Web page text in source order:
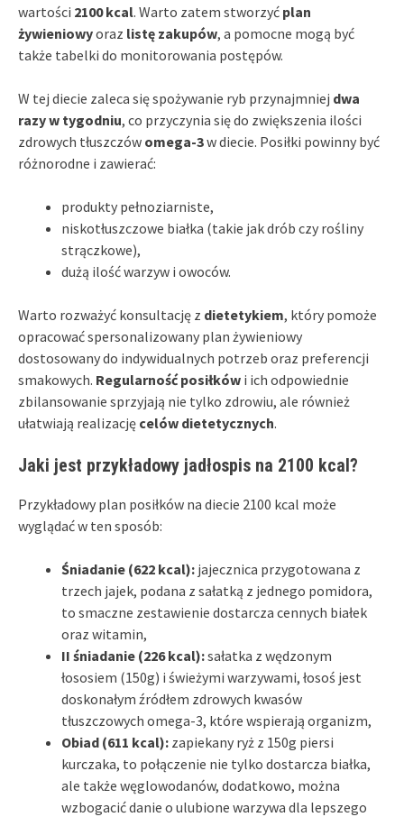
wartości 2100 kcal. Warto zatem stworzyć plan
żywieniowyoraz listę zakupów, a pomocne mogą być
także tabelki do monitorowania postępów.
W tej diecie zaleca się spożywanie ryb przynajmniej dwa
razy w tygodniu, co przyczynia się do zwiększenia ilości
zdrowych tłuszczów omega-3w diecie. Posiłki powinny być
różnorodne i zawierać:
produkty pełnoziarniste,
niskotłuszczowe białka (takie jak drób czy rośliny
strączkowe),
dużą ilość warzyw i owoców.
Warto rozważyć konsultację z dietetykiem, który pomoże
opracować spersonalizowany plan żywieniowy
dostosowany do indywidualnych potrzeb oraz preferencji
smakowych. Regularność posiłków i ich odpowiednie
zbilansowanie sprzyjają nie tylko zdrowiu, ale również
ułatwiają realizację celów dietetycznych.
Jaki jest przykładowy jadłospis na 2100 kcal?
Przykładowy plan posiłków na diecie 2100 kcal może
wyglądać w ten sposób:
Śniadanie (622 kcal): jajecznica przygotowana z
trzech jajek, podana z sałatką z jednego pomidora,
to smaczne zestawienie dostarcza cennych białek
oraz witamin,
II śniadanie (226 kcal):sałatka z wędzonym
łososiem (150g) i świeżymi warzywami, łosoś jest
doskonałym źródłem zdrowych kwasów
tłuszczowych omega-3, które wspierają organizm,
Obiad (611 kcal): zapiekany ryż z 150g piersi
kurczaka, to połączenie nie tylko dostarcza białka,
ale także węglowodanów, dodatkowo, można
wzbogacić danie o ulubione warzywa dla lepszego